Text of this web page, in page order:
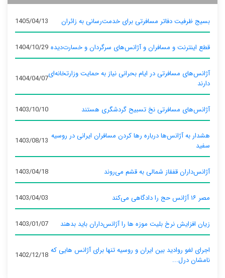
بسیج ظرفیت دفاتر مسافرتی برای خدمت‌رسانی به زائران 1405/04/13
قطع اینترنت و مسافران و آژانس‌های سرگردان و خسارت‌دیده 1404/10/29
آژانس‌های مسافرتی در ایام بحرانی نیاز به حمایت وزارتخانه‌ای
دارند
1404/04/07
آژانس‌های مسافرتی نخ تسبیح گردشگری هستند 1403/10/10
هشدار به آژانس‌ها درباره رها کردن مسافران ایرانی در روسیه
سفید
1403/08/13
آژانس‌داران قفقاز شمالی به قشم می‌روند 1403/04/18
مصر ۱۶ آژانس حج را دادگاهی می‌کند 1403/04/03
زیان افزایش نرخ بلیت موزه ها را آژانس‌داران باید بدهند 1403/01/07
اجرای لغو روادید بین ایران و روسیه تنها برای آژانس‌ هایی که
نامشان درل...
1402/12/18